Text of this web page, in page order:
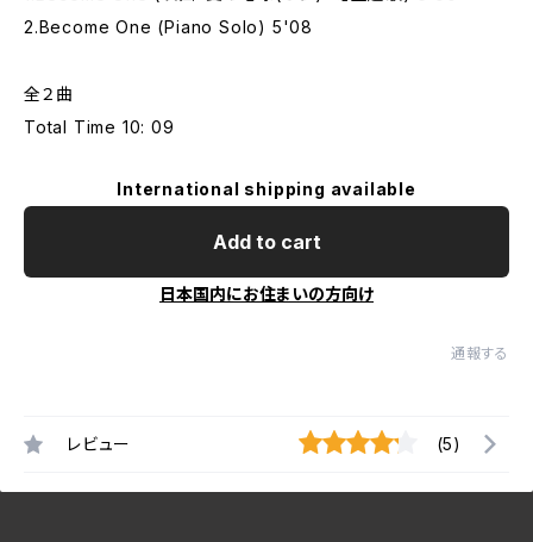
2.Become One (Piano Solo) 5'08
全２曲
Total Time 10: 09
International shipping available
Add to cart
日本国内にお住まいの方向け
通報する
レビュー (5)